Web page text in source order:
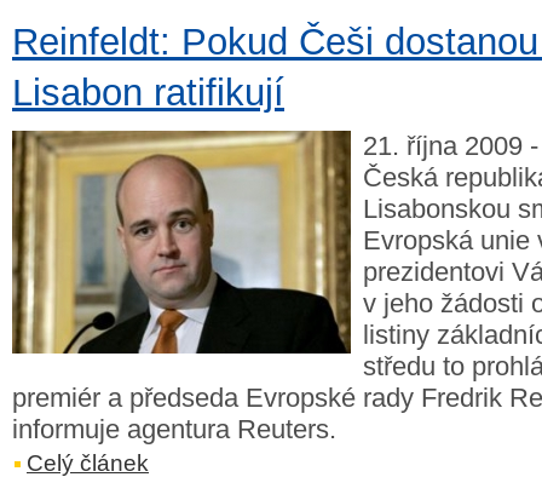
Reinfeldt: Pokud Češi
Lisabon ratifikují
21. října 2009
Česká
Lisabonskou
Evropská unie
prezidentovi
v jeho žádosti
listiny
středu to
premiér a předseda Evropské rady Fredrik
informuje agentura Reuters.
Celý článek